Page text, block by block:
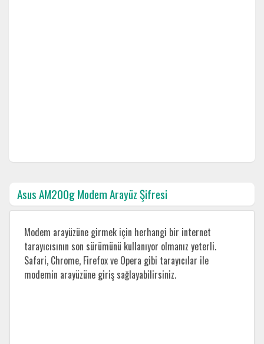
Asus AM200g Modem Arayüz Şifresi
Modem arayüzüne girmek için herhangi bir internet
tarayıcısının son sürümünü kullanıyor olmanız yeterli.
Safari, Chrome, Firefox ve Opera gibi tarayıcılar ile
modemin arayüzüne giriş sağlayabilirsiniz.